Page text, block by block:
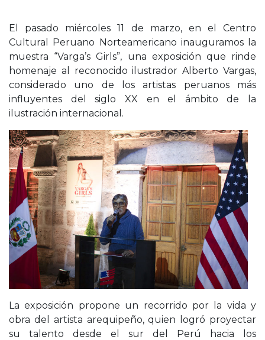
El pasado miércoles 11 de marzo, en el Centro
Cultural Peruano Norteamericano inauguramos la
muestra “Varga’s Girls”, una exposición que rinde
homenaje al reconocido ilustrador Alberto Vargas,
considerado uno de los artistas peruanos más
influyentes del siglo XX en el ámbito de la
ilustración internacional.
La exposición propone un recorrido por la vida y
obra del artista arequipeño, quien logró proyectar
su talento desde el sur del Perú hacia los